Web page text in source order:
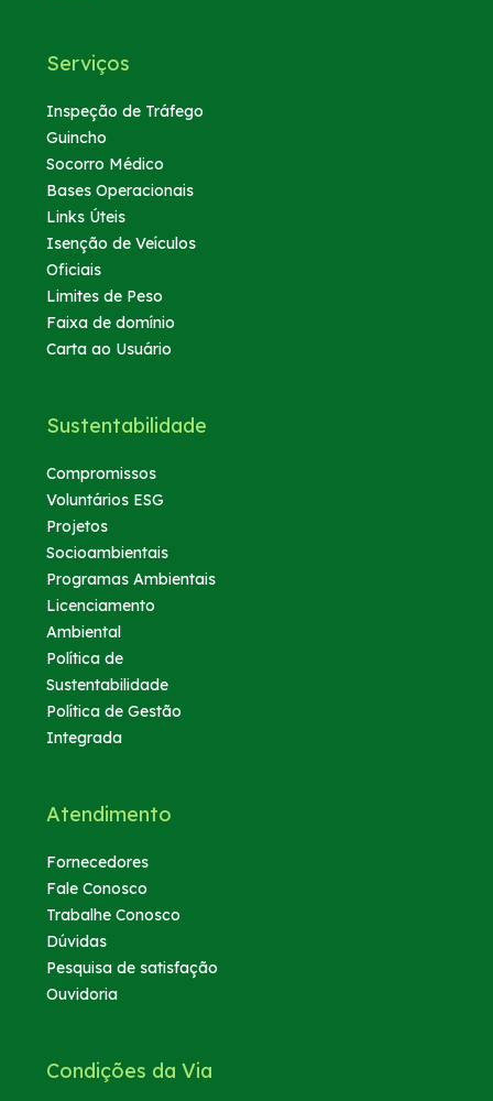
Serviços
Inspeção de Tráfego
Guincho
Socorro Médico
Bases Operacionais
Links Úteis
Isenção de Veículos
Oficiais
Limites de Peso
Faixa de domínio
Carta ao Usuário
Sustentabilidade
Compromissos
Voluntários ESG
Projetos
Socioambientais
Programas Ambientais
Licenciamento
Ambiental
Política de
Sustentabilidade
Política de Gestão
Integrada
Atendimento
Fornecedores
Fale Conosco
Trabalhe Conosco
Dúvidas
Pesquisa de satisfação
Ouvidoria
Condições da Via